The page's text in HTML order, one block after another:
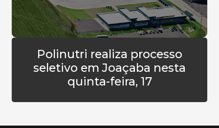
Polinutri realiza processo
seletivo em Joaçaba nesta
quinta-feira, 17